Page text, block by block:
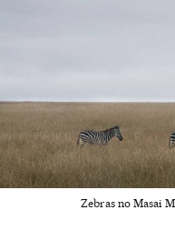
Zebras no Masai